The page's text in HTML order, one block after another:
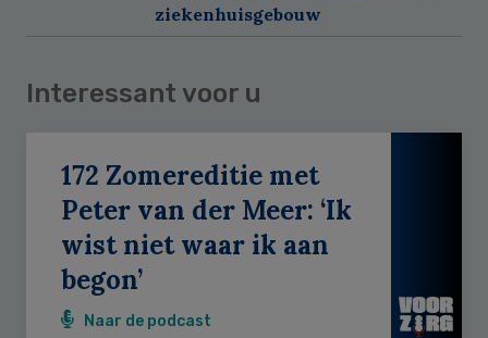
ziekenhuisgebouw
Interessant voor u
172 Zomereditie met
Peter van der Meer: ‘Ik
wist niet waar ik aan
begon’
Naar de podcast